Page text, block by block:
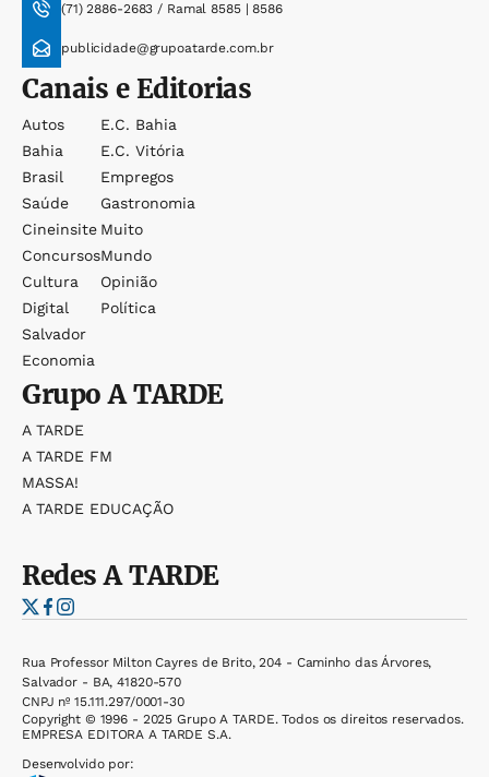
(71) 2886-2683 / Ramal 8585 | 8586
publicidade@grupoatarde.com.br
Canais e Editorias
Autos
Bahia
Brasil
Saúde
Cineinsite
Concursos
Cultura
Digital
Salvador
Economia
E.c. Bahia
E.c. Vitória
Empregos
Gastronomia
Muito
Mundo
Opinião
Política
GrupoA TARDE
A TARDE
A TARDE FM
MASSA!
A TARDE EDUCAÇÃO
RedesA TARDE
Rua Professor Milton Cayres de Brito, 204 - Caminho das Árvores,
Salvador - BA, 41820-570
CNPJ nº 15.111.297/0001-30
Copyright © 1996 - 2025 Grupo A TARDE. Todos os direitos reservados.
EMPRESA EDITORA A TARDE S.A.
Desenvolvido por: